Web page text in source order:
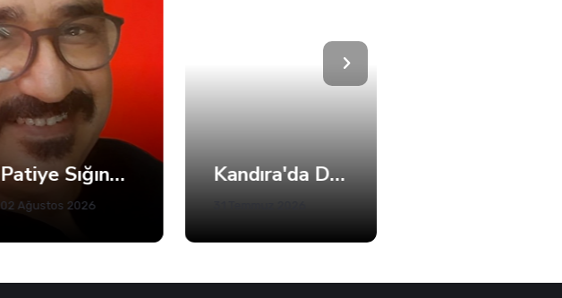
Patiye Sığınan İnsan
02 Ağustos 2026
Kandıra'da Denize Girişlere Kısıtlama! Sadece 5 Plaj Açık